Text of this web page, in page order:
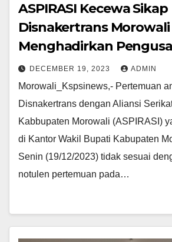
ASPIRASI Kecewa Sikap
Disnakertrans
Menghadirkan
DECEMBER 19, 2023 ADMIN
Morowali_Kspsinews,- Pertemuan
Disnakertrans dengan Aliansi
Kabbupaten Morowali (ASPIRASI)
di Kantor Wakil Bupati Kabupaten
Senin (19/12/2023) tidak sesuai
notulen pertemuan pada…